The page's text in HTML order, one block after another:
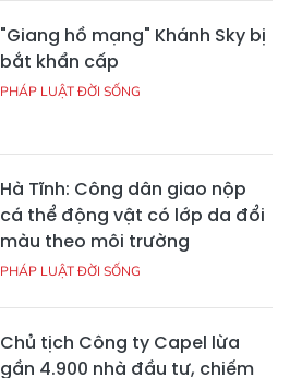
"Giang hồ mạng" Khánh Sky bị
bắt khẩn cấp
PHÁP LUẬT ĐỜI SỐNG
Hà Tĩnh: Công dân giao nộp
cá thể động vật có lớp da đổi
màu theo môi trường
PHÁP LUẬT ĐỜI SỐNG
Chủ tịch Công ty Capel lừa
gần 4.900 nhà đầu tư, chiếm